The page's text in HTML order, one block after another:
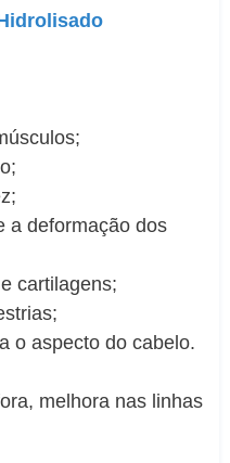
a deformação dos
cartilagens;
o aspecto do cabelo.
melhora nas linhas